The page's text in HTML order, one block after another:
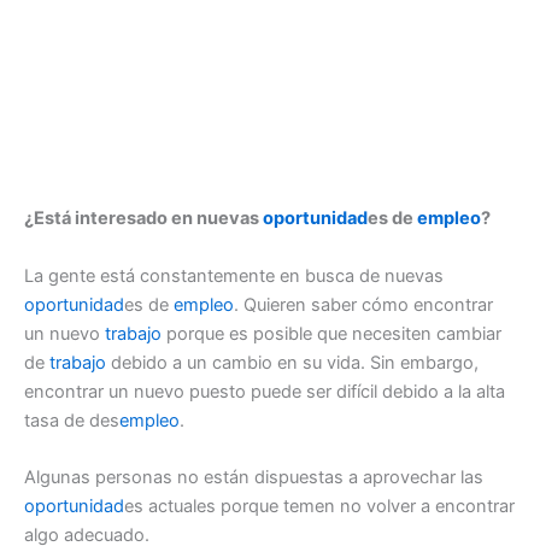
¿Está interesado en nuevasoportunidades de empleo?
La gente está constantemente en busca de nuevas
oportunidades de empleo. Quieren saber cómo encontrar
un nuevo trabajo porque es posible que necesiten cambiar
de trabajo debido a un cambio en su vida. Sin embargo,
encontrar un nuevo puesto puede ser difícil debido a la alta
tasa de desempleo.
Algunas personas no están dispuestas a aprovechar las
oportunidades actuales porque temen no volver a encontrar
algo adecuado.